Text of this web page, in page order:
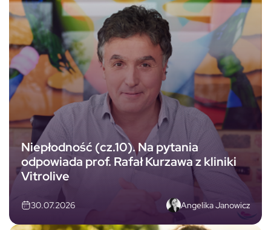
Niepłodność (cz.10). Na pytania
odpowiada prof. Rafał Kurzawa z kliniki
Vitrolive
30.07.2026 Angelika Janowicz